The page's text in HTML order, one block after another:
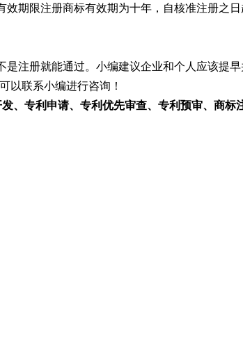
期限注册商标有效期为十年，自核准注册之
注册就能通过。小编建议企业和个人应该提
以联系小编进行咨询！
、专利申请、专利优先审查、专利预审、商